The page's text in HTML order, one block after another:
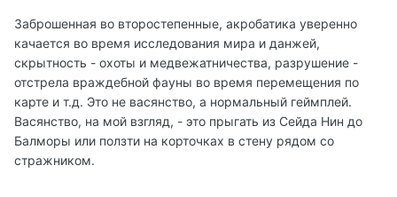
Заброшенная во второстепенные, акробатика уверенно
качается во время исследования мира и данжей,
скрытность - охоты и медвежатничества, разрушение -
отстрела враждебной фауны во время перемещения по
карте и т.д. Это не васянство, а нормальный геймплей.
Васянство, на мой взгляд, - это прыгать из Сейда Нин до
Балморы или ползти на корточках в стену рядом со
стражником.